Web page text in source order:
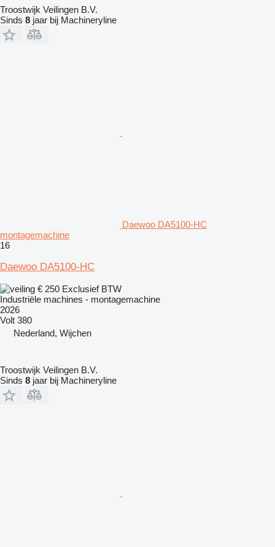
Troostwijk Veilingen B.V.
Sinds 8 jaar bij Machineryline
Daewoo DA5100-HC
montagemachine
16
Daewoo DA5100-HC
€ 250 Exclusief BTW
Industriële machines - montagemachine
2026
Volt 380
Nederland, Wijchen
Troostwijk Veilingen B.V.
Sinds 8 jaar bij Machineryline